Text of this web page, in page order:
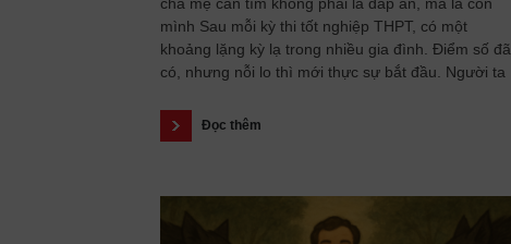
mình Sau mỗi kỳ thi tốt nghiệp THPT, có một
khoảng lặng kỳ lạ trong nhiều gia đình. Điểm số đã
có, nhưng nỗi lo thì mới thực sự bắt đầu. Người ta
Đọc thêm